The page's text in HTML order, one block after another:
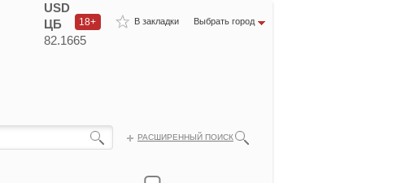
В закладки Выбрать город
18+
USD
ЦБ
82.1665
РАСШИРЕННЫЙ ПОИСК